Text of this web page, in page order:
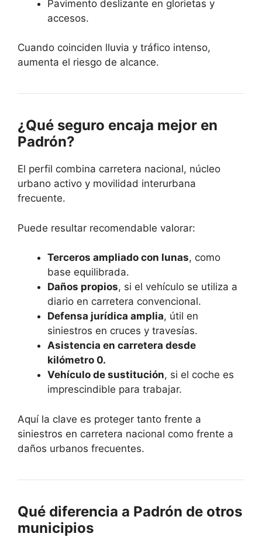
Pavimento deslizante en glorietas y
accesos.
Cuando coinciden lluvia y tráfico intenso,
aumenta el riesgo de alcance.
¿Qué seguro encaja mejor en
Padrón?
El perfil combina carretera nacional, núcleo
urbano activo y movilidad interurbana
frecuente.
Puede resultar recomendable valorar:
Terceros ampliado con lunas, como
base equilibrada.
Daños propios, si el vehículo se utiliza a
diario en carretera convencional.
Defensa jurídica amplia, útil en
siniestros en cruces y travesías.
Asistencia en carretera desde
kilómetro 0.
Vehículo de sustitución, si el coche es
imprescindible para trabajar.
Aquí la clave es proteger tanto frente a
siniestros en carretera nacional como frente a
daños urbanos frecuentes.
Qué diferencia a Padrón de otros
municipios